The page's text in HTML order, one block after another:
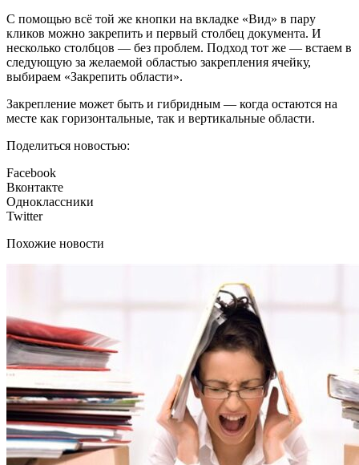
С помощью всё той же кнопки на вкладке «Вид» в пару
кликов можно закрепить и первый столбец документа. И
несколько столбцов — без проблем. Подход тот же — встаем в
следующую за желаемой областью закрепления ячейку,
выбираем «Закрепить области».
Закрепление может быть и гибридным — когда остаются на
месте как горизонтальные, так и вертикальные области.
Поделиться новостью:
Facebook
Вконтакте
Одноклассники
Twitter
Похожие новости